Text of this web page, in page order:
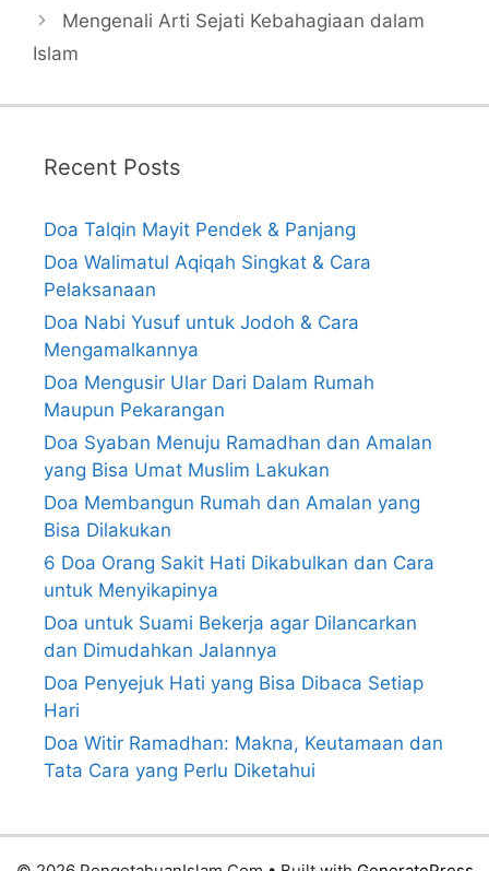
Mengenali Arti Sejati Kebahagiaan dalam
Islam
Recent Posts
Doa Talqin Mayit Pendek & Panjang
Doa Walimatul Aqiqah Singkat & Cara
Pelaksanaan
Doa Nabi Yusuf untuk Jodoh & Cara
Mengamalkannya
Doa Mengusir Ular Dari Dalam Rumah
Maupun Pekarangan
Doa Syaban Menuju Ramadhan dan Amalan
yang Bisa Umat Muslim Lakukan
Doa Membangun Rumah dan Amalan yang
Bisa Dilakukan
6 Doa Orang Sakit Hati Dikabulkan dan Cara
untuk Menyikapinya
Doa untuk Suami Bekerja agar Dilancarkan
dan Dimudahkan Jalannya
Doa Penyejuk Hati yang Bisa Dibaca Setiap
Hari
Doa Witir Ramadhan: Makna, Keutamaan dan
Tata Cara yang Perlu Diketahui